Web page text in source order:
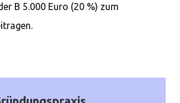
B 5.000 Euro (20 %) zum